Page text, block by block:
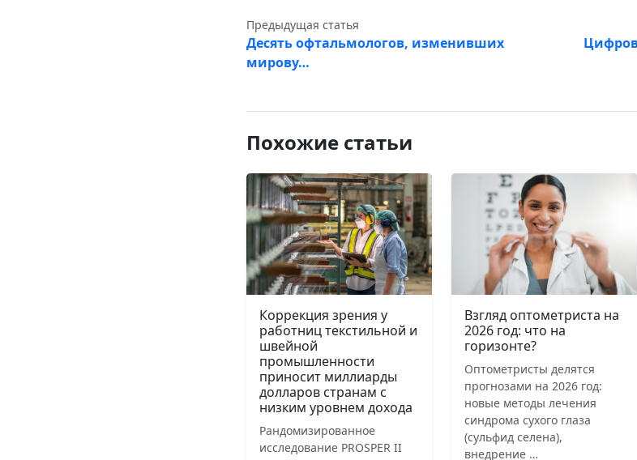
Предыдущая статья
Десять офтальмологов, изменивших
мирову…
Похожие статьи
Коррекция зрения у
работниц текстильной и
швейной
промышленности
приносит миллиарды
долларов странам с
низким уровнем дохода
Рандомизированное
исследование PROSPER II
Взгляд оптометриста на
2026 год: что на
горизонте?
Оптометристы делятся
прогнозами на 2026 год:
новые методы лечения
синдрома сухого глаза
(сульфид селена),
внедрение …